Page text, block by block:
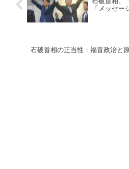
「メッセー
石破首相の正当性：福音政治と